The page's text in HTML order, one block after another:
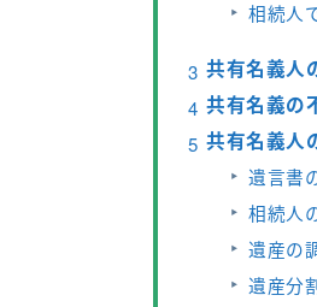
相続人
共有名義人
共有名義の
共有名義人
遺言書
相続人
遺産の
遺産分